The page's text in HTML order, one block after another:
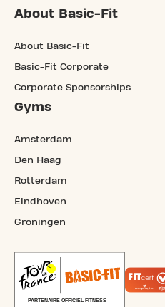
About Basic-Fit
About Basic-Fit
Basic-Fit Corporate
Corporate Sponsorships
Gyms
Amsterdam
Den Haag
Rotterdam
Eindhoven
Groningen